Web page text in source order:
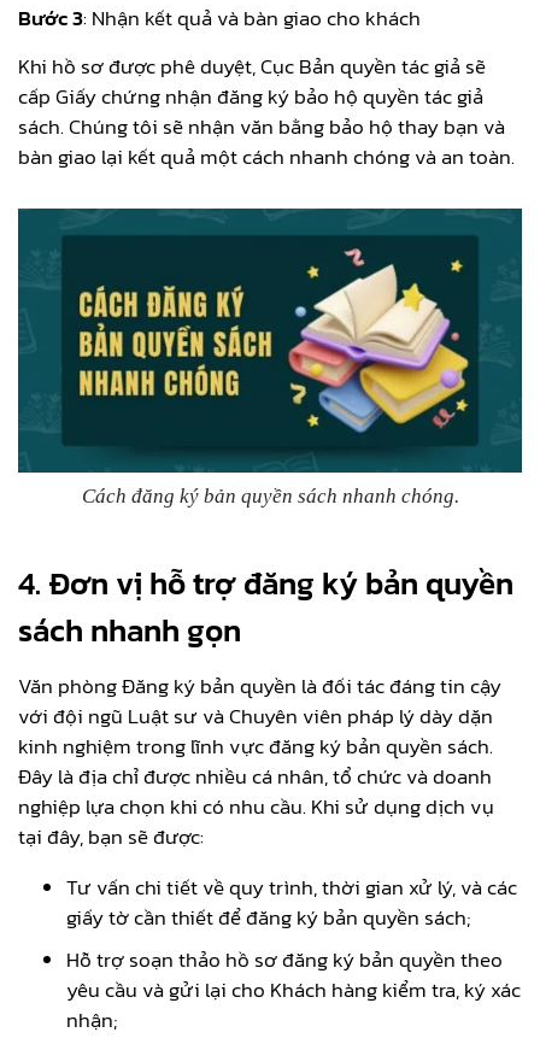
Bước 3: Nhận kết quả và bàn giao cho khách
Khi hồ sơ được phê duyệt, Cục Bản quyền tác giả sẽ
cấp Giấy chứng nhận đăng ký bảo hộ quyền tác giả
sách. Chúng tôi sẽ nhận văn bằng bảo hộ thay bạn và
bàn giao lại kết quả một cách nhanh chóng và an toàn.
Cách đăng ký bản quyền sách nhanh chóng.
4. Đơn vị hỗ trợ đăng ký bản quyền
sách nhanh gọn
Văn phòng Đăng ký bản quyền là đối tác đáng tin cậy
với đội ngũ Luật sư và Chuyên viên pháp lý dày dặn
kinh nghiệm trong lĩnh vực đăng ký bản quyền sách.
Đây là địa chỉ được nhiều cá nhân, tổ chức và doanh
nghiệp lựa chọn khi có nhu cầu. Khi sử dụng dịch vụ
tại đây, bạn sẽ được:
Tư vấn chi tiết về quy trình, thời gian xử lý, và các
giấy tờ cần thiết để đăng ký bản quyền sách;
Hỗ trợ soạn thảo hồ sơ đăng ký bản quyền theo
yêu cầu và gửi lại cho Khách hàng kiểm tra, ký xác
nhận;